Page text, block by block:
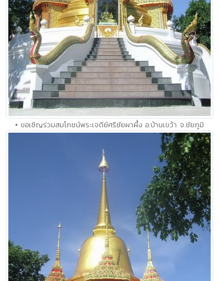
• ขอเชิญร่วมสมโภชน์พระเจดีย์ศรีชัยผาผึ้ง อ.บ้านเขว้า จ.ชัยภูมิ